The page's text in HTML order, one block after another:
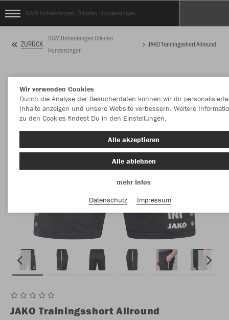
SGM Hohentengen Ölkofen Hundersingen
ZURÜCK
SGM Hohentengen Ölkofen
Hundersingen
JAKO Trainingsshort Allround
JAKO Trainingsshort Allround
Wir verwenden Cookies
Durch die Analyse der Besucherdaten können wir dir personalisierte
Inhalte anzeigen und unsere Website verbessern. Weitere
zu den Cookies findest Du in den Einstellungen.
Alle akzeptieren
Alle ablehnen
mehr Infos
Datenschutz
Impressum